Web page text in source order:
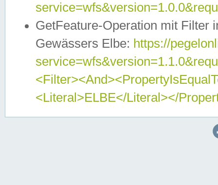
GetFeature-Operation mit Filter
Gewässers Elbe: https://
<Literal>ELBE</Literal></